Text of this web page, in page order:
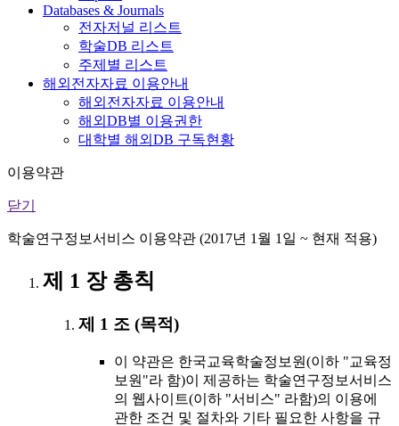
Databases & Journals
전자저널 리스트
학술DB 리스트
주제별 리스트
해외전자자료 이용안내
해외전자자료 이용안내
해외DB별 이용권한
대학별 해외DB 구독현황
이용약관
닫기
학술연구정보서비스 이용약관 (2017년 1월 1일 ~ 현재 적용)
제 1 장 총칙
제 1 조 (목적)
이 약관은 한국교육학술정보원(이하 "교육정
보원"라 함)이 제공하는 학술연구정보서비스
의 웹사이트(이하 "서비스" 라함)의 이용에
관한 조건 및 절차와 기타 필요한 사항을 규